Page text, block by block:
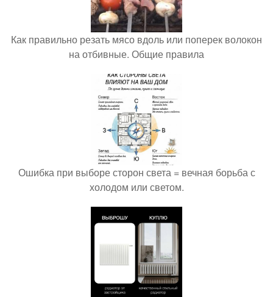
Как правильно резать мясо вдоль или поперек волокон
на отбивные. Общие правила
Ошибка при выборе сторон света = вечная борьба с
холодом или светом.